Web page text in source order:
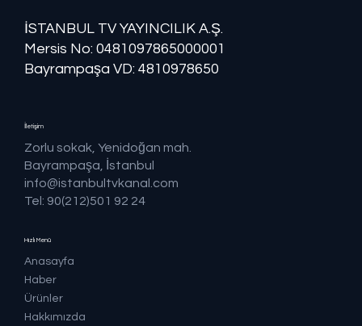
İSTANBUL TV YAYINCILIK A.Ş.
Mersis No: ​​0481097865000001
Bayrampaşa VD: 4810978650
Hızlı Menü
Anasayfa
Haber
Ürünler
Hakkımızda
İletişim
Zorlu sokak, Yenidoğan mah.
Bayrampaşa, İstanbul
info@istanbultvkanal.com
Tel: 90(212)501 92 24